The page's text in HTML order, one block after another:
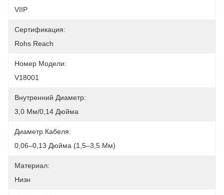
VIIP
Сертификация:
Rohs Reach
Номер Модели:
V18001
Внутренний Диаметр:
3,0 Мм/0,14 Дюйма
Диаметр Кабеля:
0,06–0,13 Дюйма (1,5–3,5 Мм)
Материал:
Низн